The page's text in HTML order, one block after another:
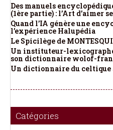
Des manuels
(1ère partie) : l’Art d’aimer
Quand l’IA génère une
l’expérience Halupédia
Le Spicilège de
Un instituteur-lexicographe
son dictionnaire wolof-
Un dictionnaire du celtique
Catégories